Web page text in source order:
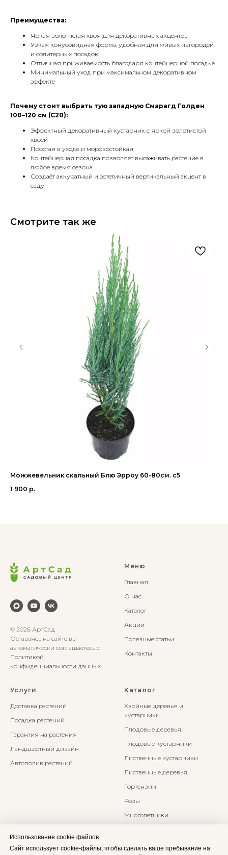
Преимущества:
Яркая золотистая хвоя для декоративных акцентов
Узкая конусовидная форма, удобная для живых изгородей
и солитерных посадок
Отличная приживаемость благодаря контейнерной посадке
Минимальный уход при максимальном декоративном
эффекте
Почему стоит выбрать тую западную Смарагд Голден
100–120 см (С20):
Эффектный декоративный кустарник с яркой золотистой
хвоей
Простая в уходе и морозостойкая
Контейнерная посадка позволяет высаживать растение в
любое время сезона
Создаёт аккуратный и эстетичный вертикальный акцент в
саду
Смотрите так же
Можжевельник скальный Блю Эрроу 60-80см. с5
1 900 р.
© 2026 АртСад
Оставаясь на сайте вы
автоматически соглашаетесь с
Политикой
конфиденциальности данных
Меню
Главная
О нас
Каталог
Акции
Полезные статьи
Контакты
Услуги
Доставка растений
Посадка растений
Гарантия на растения
Ландшафтный дизайн
Автополив растений
Каталог
Хвойные деревья и
кустарники
Плодовые деревья
Плодовые кустарники
Лиственные кустарники
Лиственные деревья
Гортензии
Розы
Многолетники
Использование cookie файлов
Сайт использует cookie-файлы, чтобы сделать ваше пребывание на